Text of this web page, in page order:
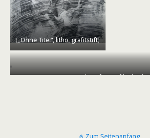
[„Ohne Titel“, litho, grafitstift]
[„Nude in front of bathtub“]
Zum Seitenanfang